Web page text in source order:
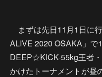
まずは先日11月1日に
ALIVE 2020 OSAKA」で
DEEP☆KICK-55kg王者
かけたトーナメントが